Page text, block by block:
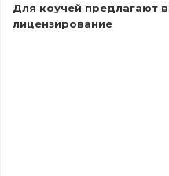
Для коучей предлагают
лицензирование